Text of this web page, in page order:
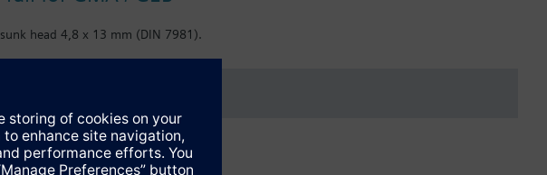
head 4,8 x 13 mm (DIN 7981).